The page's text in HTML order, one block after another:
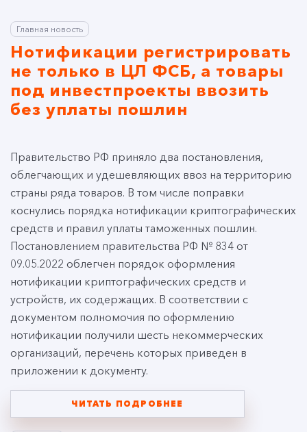
Главная новость
Нотификации регистрировать
не только в ЦЛ ФСБ, а товары
под инвестпроекты ввозить
без уплаты пошлин
Правительство РФ приняло два постановления,
облегчающих и удешевляющих ввоз на территорию
страны ряда товаров. В том числе поправки
коснулись порядка нотификации криптографических
средств и правил уплаты таможенных пошлин.
Постановлением правительства РФ № 834 от
09.05.2022 облегчен порядок оформления
нотификации криптографических средств и
устройств, их содержащих. В соответствии с
документом полномочия по оформлению
нотификации получили шесть некоммерческих
организаций, перечень которых приведен в
приложении к документу.
ЧИТАТЬ ПОДРОБНЕЕ